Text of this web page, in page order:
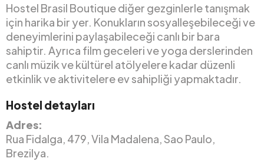
Hostel Brasil Boutique diğer gezginlerle tanışmak
için harika bir yer. Konukların sosyalleşebileceği ve
deneyimlerini paylaşabileceği canlı bir bara
sahiptir. Ayrıca film geceleri ve yoga derslerinden
canlı müzik ve kültürel atölyelere kadar düzenli
etkinlik ve aktivitelere ev sahipliği yapmaktadır.
Hostel detayları
Adres:
Rua Fidalga, 479, Vila Madalena, Sao Paulo,
Brezilya.